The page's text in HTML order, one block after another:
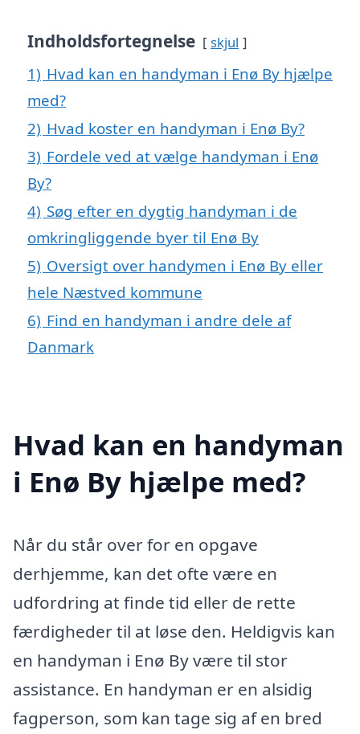
Indholdsfortegnelse skjul
1) Hvad kan en handyman i Enø By hjælpe
med?
2) Hvad koster en handyman i Enø By?
3) Fordele ved at vælge handyman i Enø
By?
4) Søg efter en dygtig handyman i de
omkringliggende byer til Enø By
5) Oversigt over handymen i Enø By eller
hele Næstved kommune
6) Find en handyman i andre dele af
Danmark
Hvad kan en handyman
i Enø By hjælpe med?
Når du står over for en opgave
derhjemme, kan det ofte være en
udfordring at finde tid eller de rette
færdigheder til at løse den. Heldigvis kan
en handyman i Enø By være til stor
assistance. En handyman er en alsidig
fagperson, som kan tage sig af en bred